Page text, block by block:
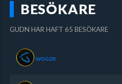
BESÖKARE
GUDN HAR HAFT 65 BESÖKARE
wooze